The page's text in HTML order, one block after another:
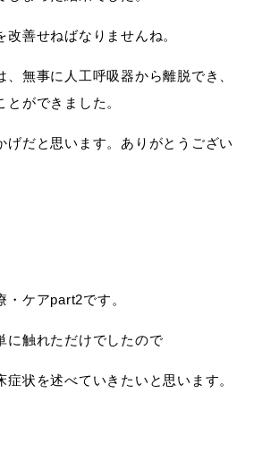
改善せねばなりませんね。
、無事に人工呼吸器から離脱でき、
ができました。
げだと思います。ありがとうござい
ケアpart2です。
に触れただけでしたので
症状を述べていきたいと思います。